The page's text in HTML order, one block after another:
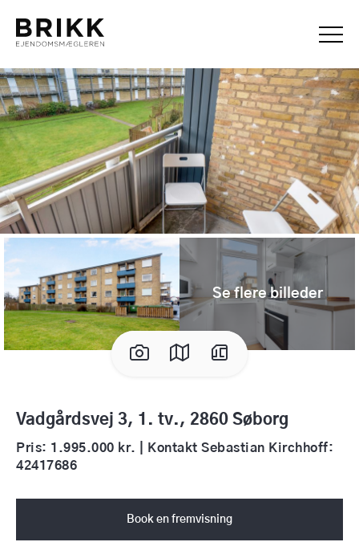
Se flere billeder
Vadgårdsvej 3, 1. tv., 2860 Søborg
Pris: 1.995.000 kr. | Kontakt Sebastian Kirchhoff:
42417686
Book en fremvisning